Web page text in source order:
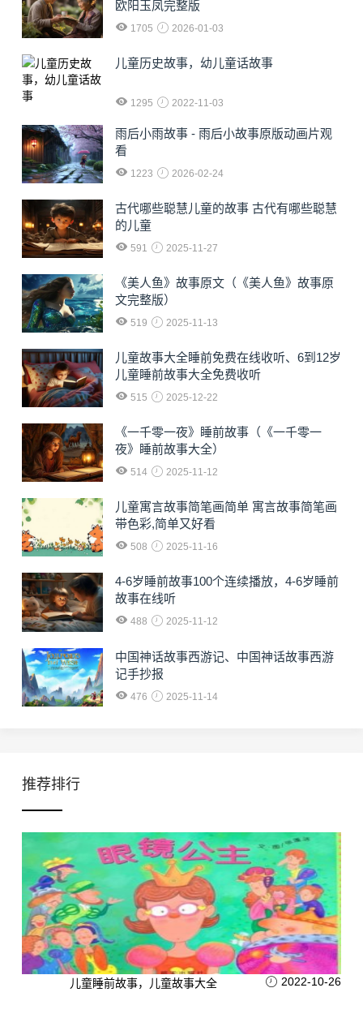
欧阳玉凤完整版
1705 2026-01-03
儿童历史故事，幼儿童话故事
1295 2022-11-03
雨后小雨故事 - 雨后小故事原版动画片观
看
1223 2026-02-24
古代哪些聪慧儿童的故事 古代有哪些聪慧
的儿童
591 2025-11-27
《美人鱼》故事原文（《美人鱼》故事原
文完整版）
519 2025-11-13
儿童故事大全睡前免费在线收听、6到12岁
儿童睡前故事大全免费收听
515 2025-12-22
《一千零一夜》睡前故事（《一千零一
夜》睡前故事大全）
514 2025-11-12
儿童寓言故事简笔画简单 寓言故事简笔画
带色彩,简单又好看
508 2025-11-16
4-6岁睡前故事100个连续播放，4-6岁睡前
故事在线听
488 2025-11-12
中国神话故事西游记、中国神话故事西游
记手抄报
476 2025-11-14
推荐排行
儿童睡前故事，儿童故事大全 2022-10-26